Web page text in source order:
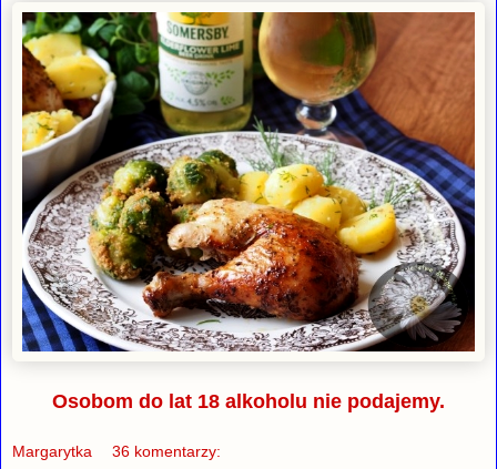
Osobom do lat 18 alkoholu nie podajemy.
Margarytka 36 komentarzy: